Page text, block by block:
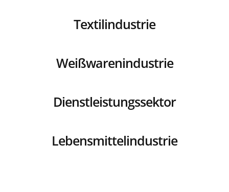
Textilindustrie
Weißwarenindustrie
Dienstleistungssektor
Lebensmittelindustrie